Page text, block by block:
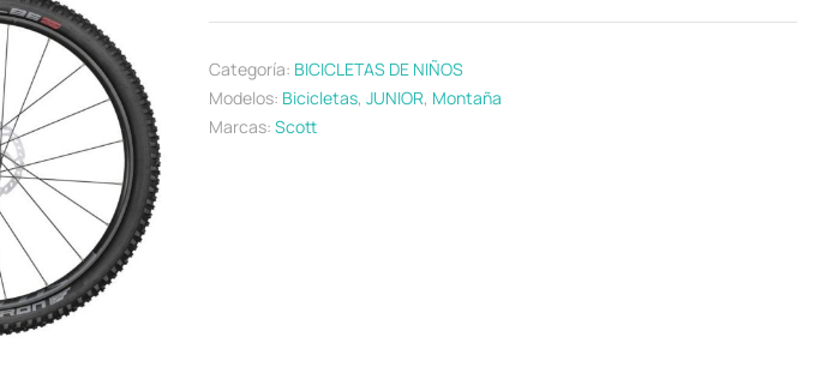
Categoría: BICICLETAS DE NIÑOS
Modelos: Bicicletas, JUNIOR, Montaña
Marcas: Scott